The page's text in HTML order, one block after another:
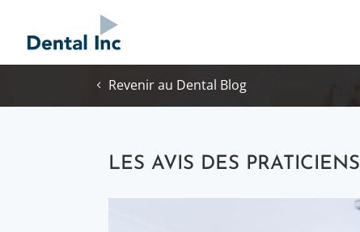
Revenir au Dental Blog
LES AVIS DES PRATICIENS